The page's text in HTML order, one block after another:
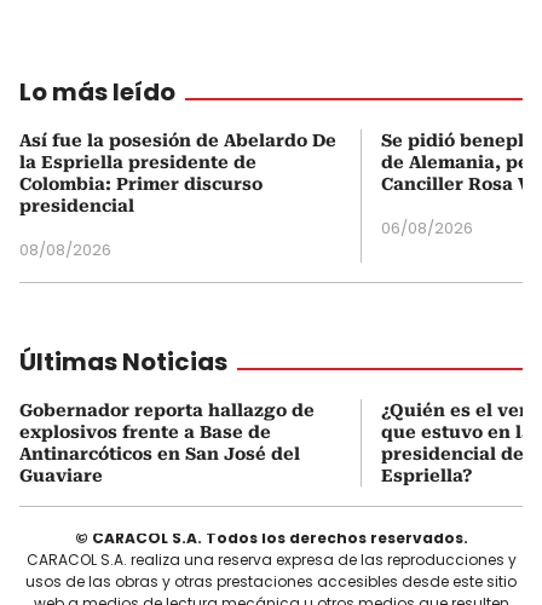
Lo más leído
Así fue la posesión de Abelardo De
la Espriella presidente de
Colombia: Primer discurso
presidencial
08/08/2026
Se pidió
de Alemania,
Canciller Rosa
06/08/2026
Últimas Noticias
Gobernador reporta hallazgo de
explosivos frente a Base de
Antinarcóticos en San José del
Guaviare
¿Quién es el
que estuvo en la
presidencial de
Espriella?
© CARACOL S.A. Todos los derechos reservados.
CARACOL S.A. realiza una reserva expresa de las reproducciones y
usos de las obras y otras prestaciones accesibles desde este sitio